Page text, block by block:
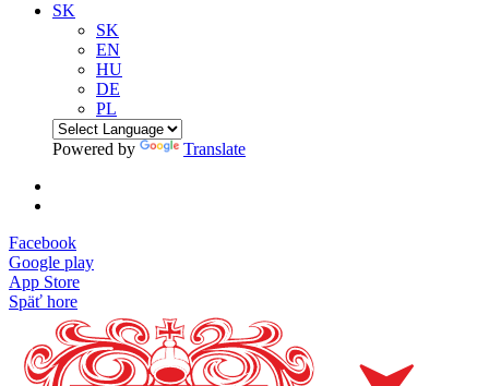
SK
SK
EN
HU
DE
PL
Powered by Translate
Facebook
Google play
App Store
Späť hore